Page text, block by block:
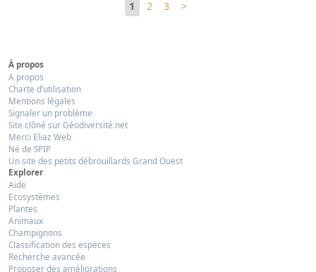
1 2 3 >
À propos
A propos
Charte d’utilisation
Mentions légales
Signaler un problème
Site clôné sur Géodiversité.net
Merci Eliaz Web
Né de SPIP
Un site des petits débrouillards Grand Ouest
Explorer
Aide
Ecosystèmes
Plantes
Animaux
Champignons
Classification des espèces
Recherche avancée
Proposer des améliorations